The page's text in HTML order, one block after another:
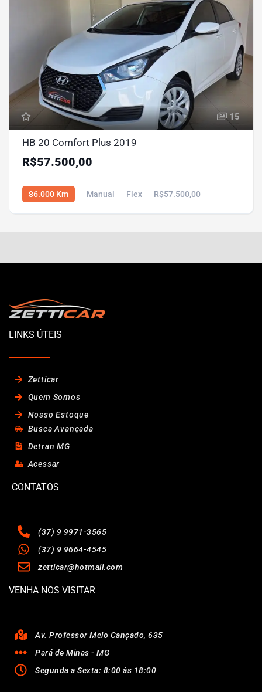
15
HB 20 Comfort Plus 2019
R$57.500,00
86.000 Km Manual Flex R$57.500,00
LINKS ÚTEIS
Zetticar
Quem Somos
Nosso Estoque
Busca Avançada
Detran MG
Acessar
CONTATOS
(37) 9 9971-3565
(37) 9 9664-4545
zetticar@hotmail.com
VENHA NOS VISITAR
Av. Professor Melo Cançado, 635
Pará de Minas - MG
Segunda a Sexta: 8:00 às 18:00